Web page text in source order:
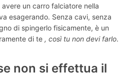
un carro falciatore nella
esagerando. Senza cavi, senza
di spingerlo fisicamente, è un
di te , così tu non devi farlo.
non si effettua il